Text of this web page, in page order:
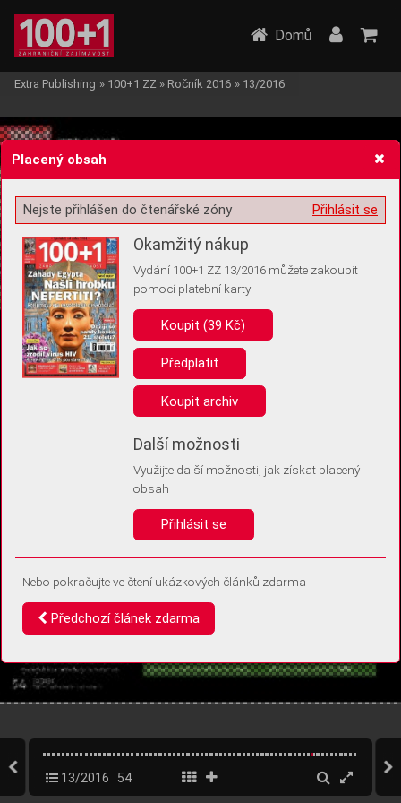
Žádost o souhlas s ukládáním volitelných informací
Pro základní fungování webu nepotřebujeme ukládat žádné informace
(tzv. cookies apod.). Rádi bychom vás ale požádali o souhlas s
uložením volitelných informací:
Anonymní unikátní ID
Díky němu příště poznáme, že se jedná o stejné zařízení, a
Identifikátor je zcela anonymní.
Vaše souhlasy a odmítnutí si ukládáme do vašeho zařízení, abychom se
vás už příště znovu neptali. Můžete je kdykoli později upravit ve Správě
Domů
Extra Publishing » 100+1 ZZ » Ročník 2016 » 13/2016
13/2016 54
Placený obsah
Přihlásit se
Nejste přihlášen do čtenářské zóny
Okamžitý nákup
Vydání 100+1 ZZ 13/2016 můžete zakoupit
pomocí platební karty
Koupit (39 Kč)
Předplatit
Koupit archiv
Další možnosti
Využijte další možnosti, jak získat placený
obsah
Přihlásit se
Nebo pokračujte ve čtení ukázkových článků zdarma
Předchozí článek zdarma